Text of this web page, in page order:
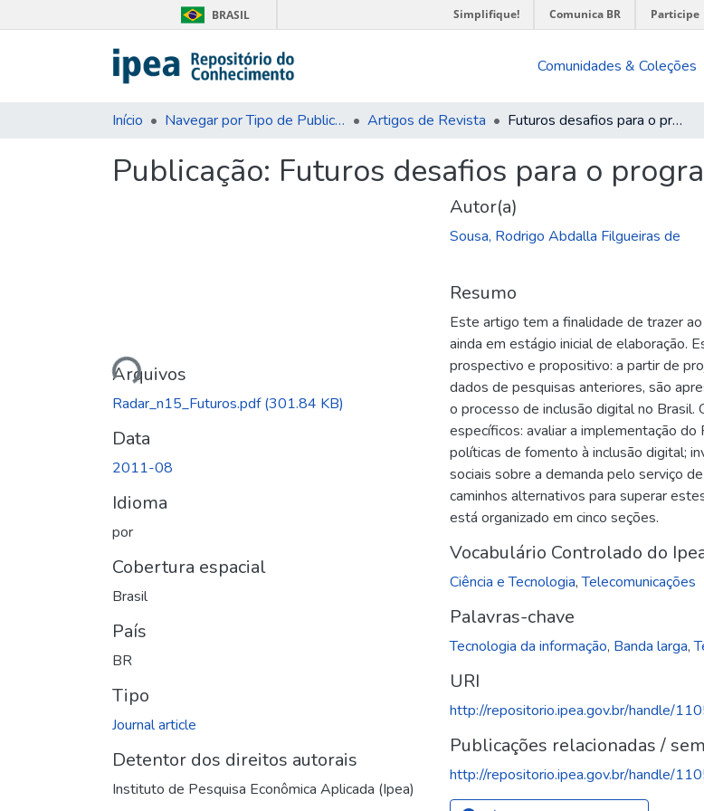
BRASIL Simplifique! Comunica BR Participe
Comunidades & Coleções
Início Navegar por Tipo de Publicação Artigos de Revista Futuros desafios para o programa nacional de banda larga
Publicação: Futuros desafios para o
Carregando...
Arquivos
Radar_n15_Futuros.pdf(301.84 KB)
Data
2011-08
Idioma
por
Cobertura espacial
Brasil
País
BR
Tipo
Journal article
Detentor dos direitos autorais
Instituto de Pesquisa Econômica Aplicada (Ipea)
Autor(a)
Sousa, Rodrigo Abdalla Filgueiras de
Resumo
Este artigo tem a finalidade de trazer
ainda em estágio inicial de elaboração.
prospectivo e propositivo: a partir de
dados de pesquisas anteriores, são
o processo de inclusão digital no
específicos: avaliar a implementação
políticas de fomento à inclusão digital;
sociais sobre a demanda pelo serviço
caminhos alternativos para superar
está organizado em cinco seções.
Vocabulário Controlado do
Ciência e Tecnologia,Telecomunicações
Palavras-chave
Tecnologia da informação, Banda larga,
URI
http://repositorio.ipea.gov.br/handle/
Publicações relacionadas /
http://repositorio.ipea.gov.br/handle/